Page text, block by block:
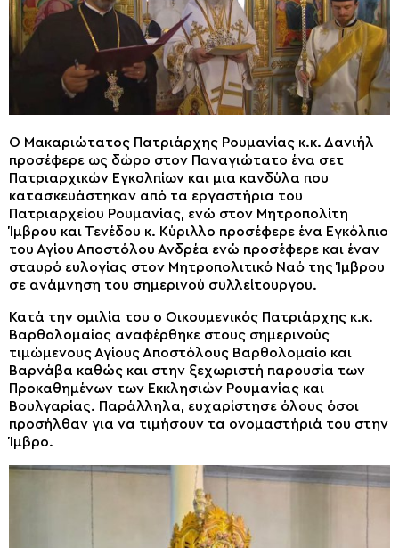
Ο Μακαριώτατος Πατριάρχης Ρουμανίας κ.κ. Δανιήλ
προσέφερε ως δώρο στον Παναγιώτατο ένα σετ
Πατριαρχικών Εγκολπίων και μια κανδύλα που
κατασκευάστηκαν από τα εργαστήρια του
Πατριαρχείου Ρουμανίας, ενώ στον Μητροπολίτη
Ίμβρου και Τενέδου κ. Κύριλλο προσέφερε ένα Εγκόλπιο
του Αγίου Αποστόλου Ανδρέα ενώ προσέφερε και έναν
σταυρό ευλογίας στον Μητροπολιτικό Ναό της Ίμβρου
σε ανάμνηση του σημερινού συλλείτουργου.
Κατά την ομιλία του ο Οικουμενικός Πατριάρχης κ.κ.
Βαρθολομαίος αναφέρθηκε στους σημερινούς
τιμώμενους Αγίους Αποστόλους Βαρθολομαίο και
Βαρνάβα καθώς και στην ξεχωριστή παρουσία των
Προκαθημένων των Εκκλησιών Ρουμανίας και
Βουλγαρίας. Παράλληλα, ευχαρίστησε όλους όσοι
προσήλθαν για να τιμήσουν τα ονομαστήριά του στην
Ίμβρο.